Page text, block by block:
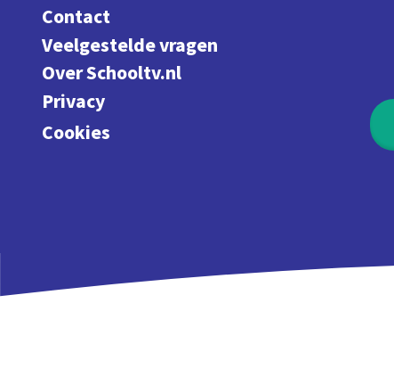
Contact
Veelgestelde vragen
Over Schooltv.nl
Privacy
Cookies